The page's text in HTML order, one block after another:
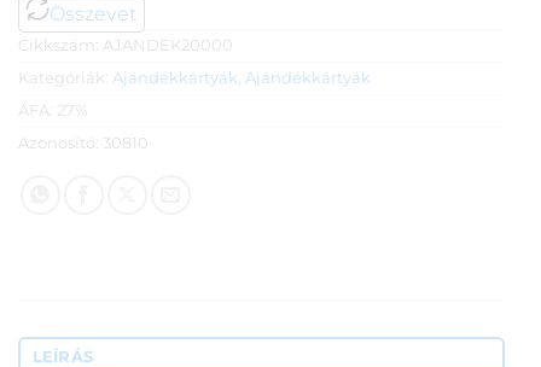
Összevet
Cikkszám: AJANDEK20000
Kategóriák: Ajándékkártyák Ajándékkártyák
ÁFA: 27%
Azonosító: 30810
LEÍRÁS